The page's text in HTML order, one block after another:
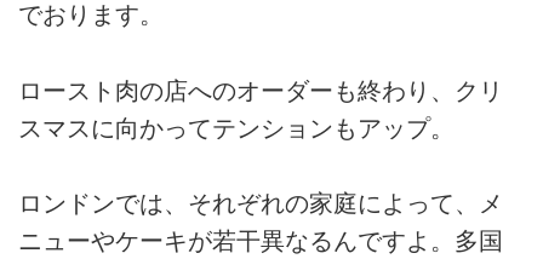
でおります。
ロースト肉の店へのオーダーも終わり、クリ
スマスに向かってテンションもアップ。
ロンドンでは、それぞれの家庭によって、メ
ニューやケーキが若干異なるんですよ。多国